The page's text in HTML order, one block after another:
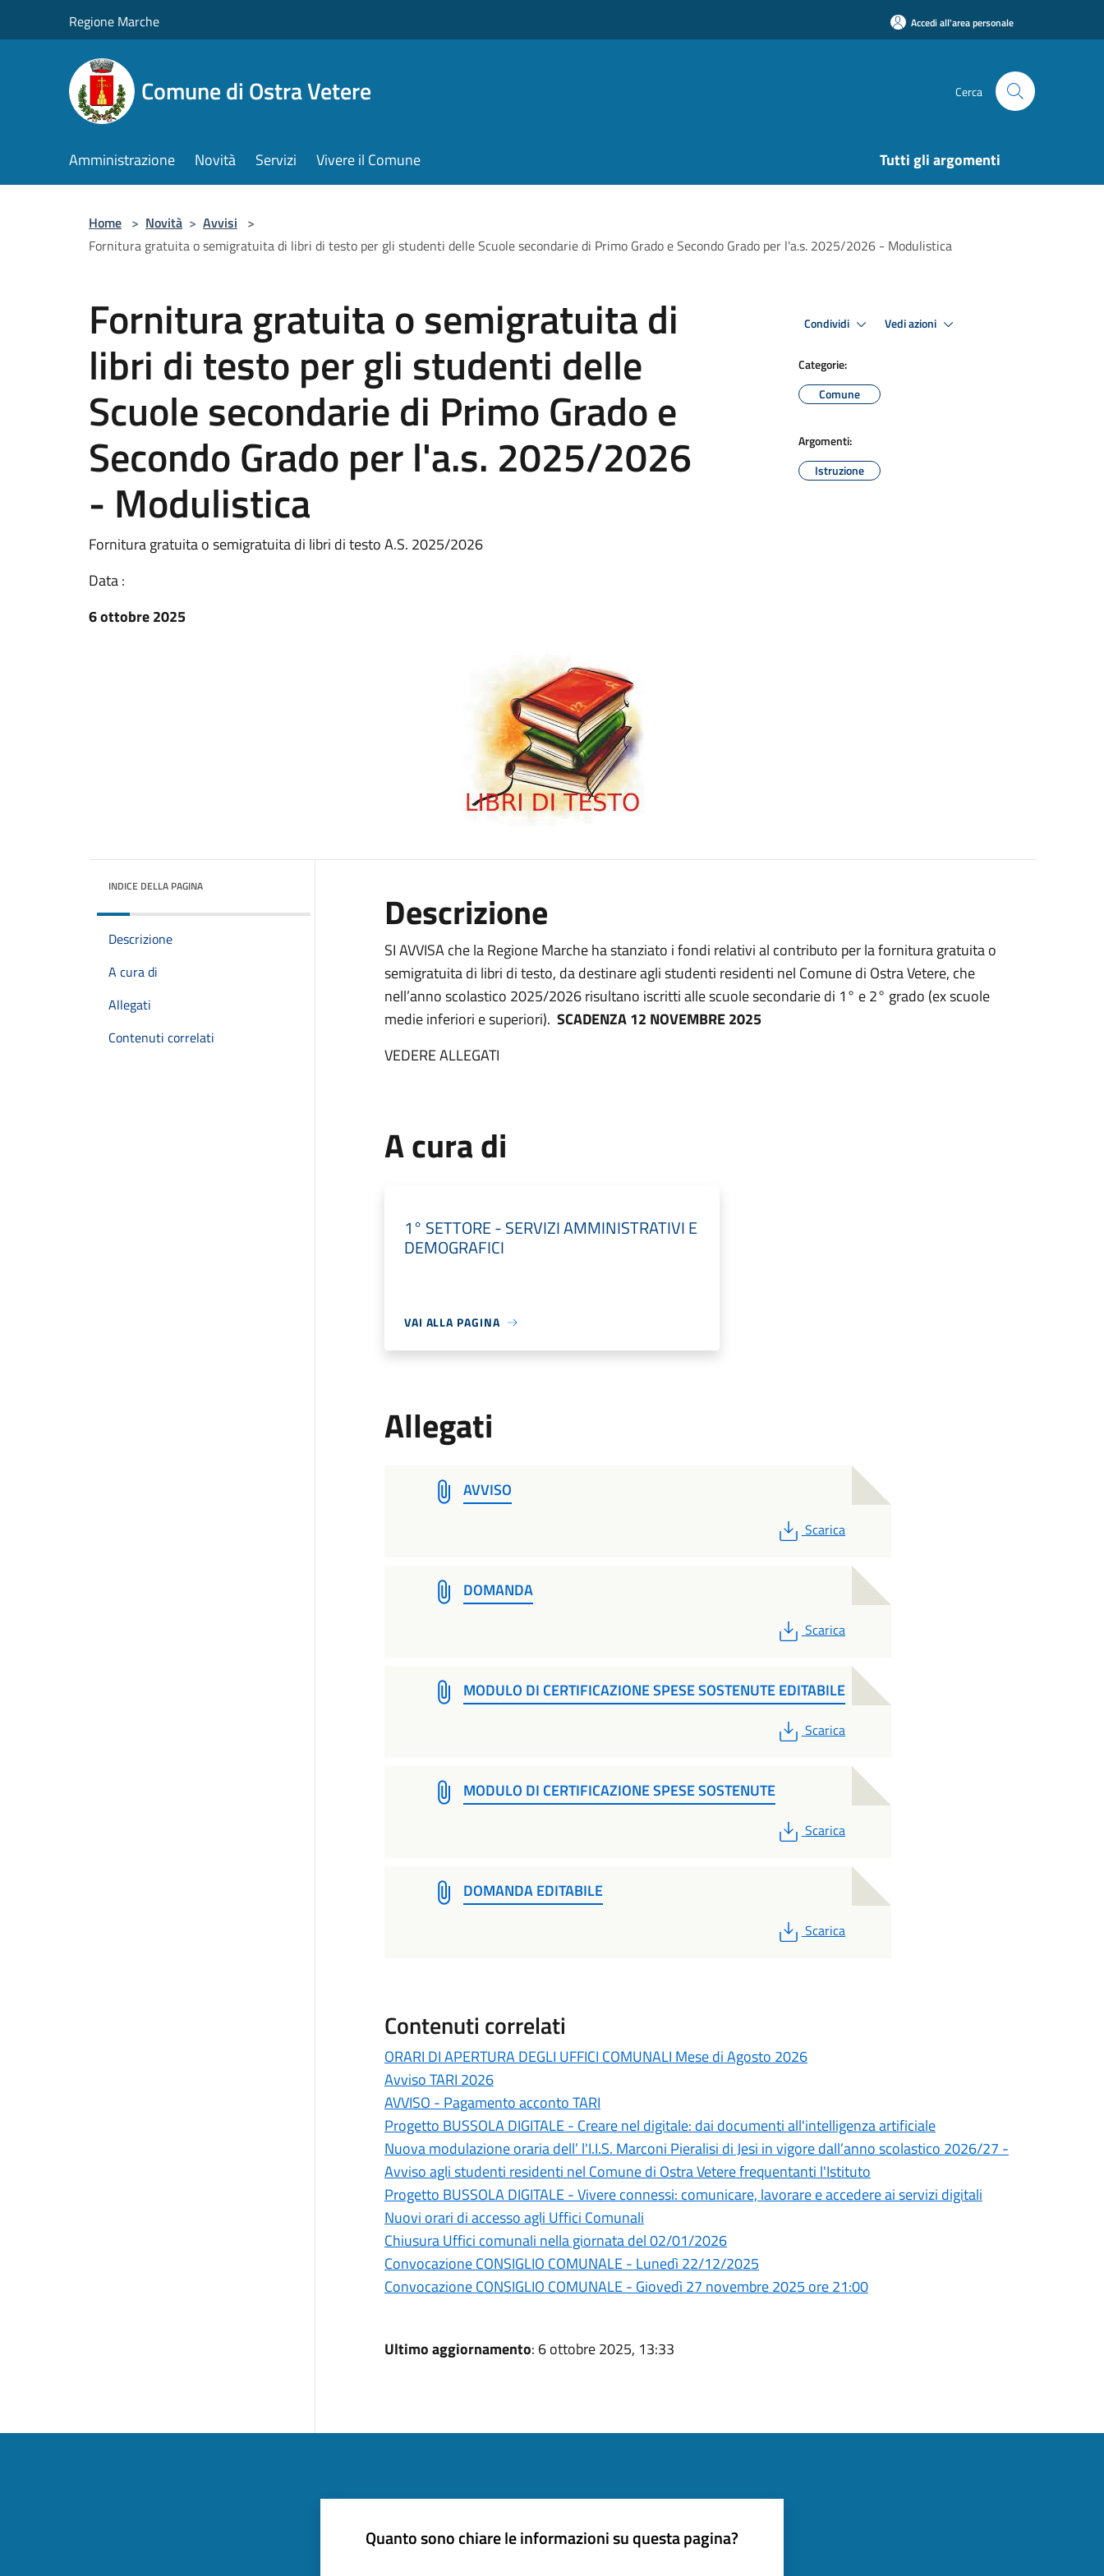
Regione Marche Accedi all'area personale
Comune di Ostra Vetere Cerca
Amministrazione Novità Servizi Vivere il Comune Tutti gli argomenti
Home > Novità > Avvisi >
Fornitura gratuita o semigratuita di libri di testo per gli studenti delle Scuole secondarie di Primo Grado e Secondo Grado per l'a.s. 2025/2026 - Modulistica
Fornitura gratuita o semigratuita di
libri di testo per gli studenti delle
Scuole secondarie di Primo Grado e
Secondo Grado per l'a.s. 2025/2026
- Modulistica
Fornitura gratuita o semigratuita di libri di testo A.S. 2025/2026
Data :
6 ottobre 2025
Condividi Vedi azioni
Categorie:
Comune
Argomenti:
Istruzione
INDICE DELLA PAGINA
Descrizione
A cura di
Allegati
Contenuti correlati
Descrizione
SI AVVISA che la Regione Marche ha stanziato i fondi relativi al contributo per la fornitura gratuita o
semigratuita di libri di testo, da destinare agli studenti residenti nel Comune di Ostra Vetere, che
nell’anno scolastico 2025/2026 risultano iscritti alle scuole secondarie di 1° e 2° grado (ex scuole
medie inferiori e superiori). SCADENZA 12 NOVEMBRE 2025
VEDERE ALLEGATI
A cura di
1° SETTORE - SERVIZI AMMINISTRATIVI E
DEMOGRAFICI
VAI ALLA PAGINA
Allegati
AVVISO
PDF
Scarica
DOMANDA
PDF
Scarica
MODULO DI CERTIFICAZIONE SPESE SOSTENUTE EDITABILE
PDF
Scarica
MODULO DI CERTIFICAZIONE SPESE SOSTENUTE
PDF
Scarica
DOMANDA EDITABILE
PDF
Scarica
Contenuti correlati
ORARI DI APERTURA DEGLI UFFICI COMUNALI Mese di Agosto 2026
Avviso TARI 2026
AVVISO - Pagamento acconto TARI
Progetto BUSSOLA DIGITALE - Creare nel digitale: dai documenti all'intelligenza artificiale
Nuova modulazione oraria dell’ l'I.I.S. Marconi Pieralisi di Jesi in vigore dall’anno scolastico 2026/27 -
Avviso agli studenti residenti nel Comune di Ostra Vetere frequentanti l'Istituto
Progetto BUSSOLA DIGITALE - Vivere connessi: comunicare, lavorare e accedere ai servizi digitali
Nuovi orari di accesso agli Uffici Comunali
Chiusura Uffici comunali nella giornata del 02/01/2026
Convocazione CONSIGLIO COMUNALE - Lunedì 22/12/2025
Convocazione CONSIGLIO COMUNALE - Giovedì 27 novembre 2025 ore 21:00
Ultimo aggiornamento: 6 ottobre 2025, 13:33
Quanto sono chiare le informazioni su questa pagina?